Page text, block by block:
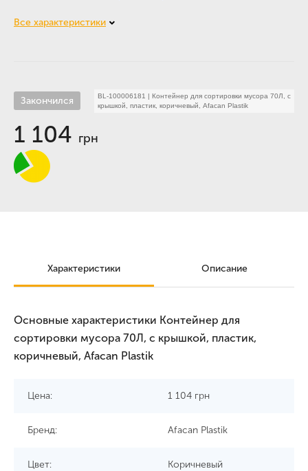
Все характеристики
Закончился BL-100006181 | Контейнер для сортировки мусора 70Л, с
крышкой, пластик, коричневый, Afacan Plastik
1 104 грн
Характеристики Описание
Основные характеристики Контейнер для
сортировки мусора 70Л, с крышкой, пластик,
коричневый, Afacan Plastik
Цена: 1 104 грн
Бренд: Afacan Plastik
Цвет: Коричневый